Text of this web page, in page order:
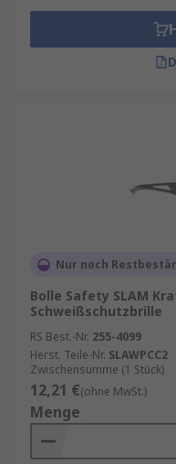
Nur noch
Bolle Safety SLAM
Schweißschutzbrille
RS Best.-Nr. 255-4099
Herst. Teile-Nr. SLAWPCC2
Zwischensumme (1 Stück)
12,21 €(ohne MwSt.)
Menge